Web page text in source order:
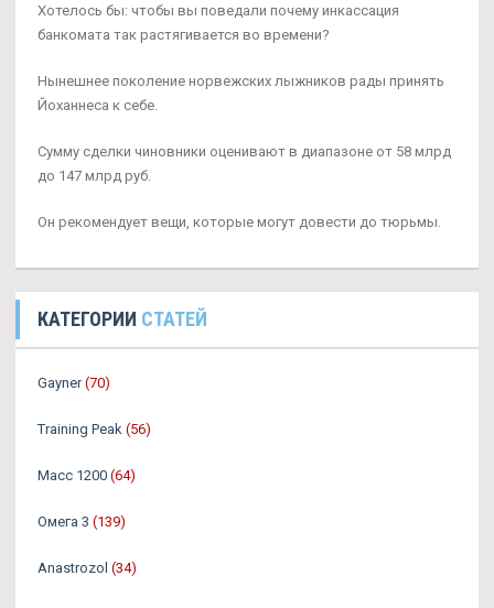
Хотелось бы: чтобы вы поведали почему инкассация
банкомата так растягивается во времени?
Нынешнее поколение норвежских лыжников рады принять
Йоханнеса к себе.
Сумму сделки чиновники оценивают в диапазоне от 58 млрд
до 147 млрд руб.
Он рекомендует вещи, которые могут довести до тюрьмы.
КАТЕГОРИИ СТАТЕЙ
Gayner (70)
Training Peak (56)
Масс 1200 (64)
Омега 3 (139)
Аnastrozol (34)